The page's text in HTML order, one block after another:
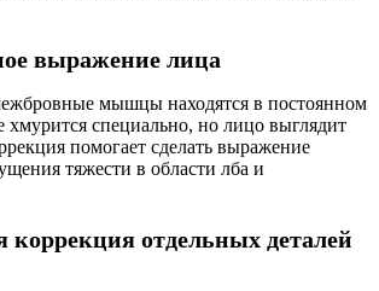
выражение лица
мышцы находятся в постоянном
хмурится специально, но лицо выглядит
помогает сделать выражение
тяжести в области лба и
коррекция отдельных деталей